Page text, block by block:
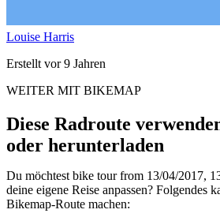
Louise Harris
Erstellt vor 9 Jahren
WEITER MIT BIKEMAP
Diese Radroute
oder herunterladen
Du möchtest bike tour from 13/04/2017,
deine eigene Reise anpassen? Folgendes
Bikemap-Route machen: